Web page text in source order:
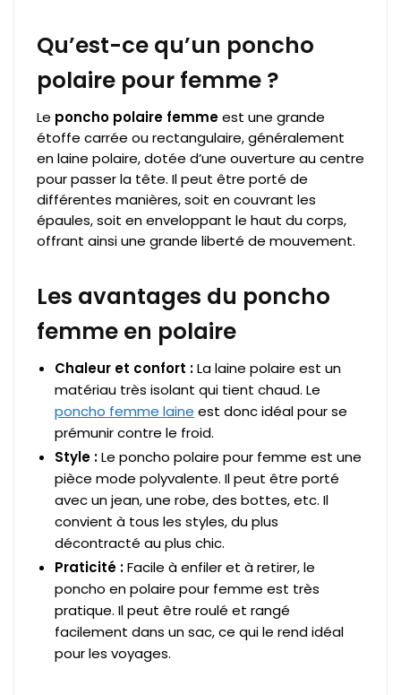
Qu’est-ce qu’un poncho
polaire pour femme ?
Le poncho polaire femmeest une grande
étoffe carrée ou rectangulaire, généralement
en laine polaire, dotée d’une ouverture au centre
pour passer la tête. Il peut être porté de
différentes manières, soit en couvrant les
épaules, soit en enveloppant le haut du corps,
offrant ainsi une grande liberté de mouvement.
Les avantages du poncho
femme en polaire
Chaleur et confort :La laine polaire est un
matériau très isolant qui tient chaud. Le
poncho femme laine est donc idéal pour se
prémunir contre le froid.
Style :Le poncho polaire pour femme est une
pièce mode polyvalente. Il peut être porté
avec un jean, une robe, des bottes, etc. Il
convient à tous les styles, du plus
décontracté au plus chic.
Praticité :Facile à enfiler et à retirer, le
poncho en polaire pour femme est très
pratique. Il peut être roulé et rangé
facilement dans un sac, ce qui le rend idéal
pour les voyages.